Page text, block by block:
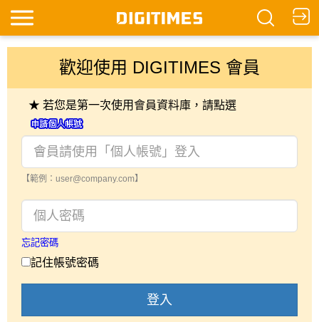
歡迎使用 DIGITIMES 會員
★ 若您是第一次使用會員資料庫，請點選
【範例：user@company.com】
忘記密碼
記住帳號密碼
登入